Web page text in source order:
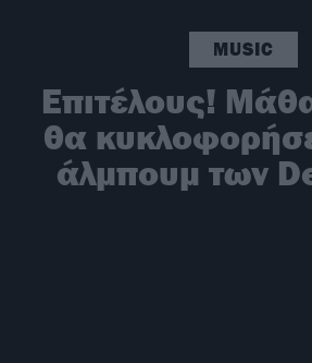
MUSIC
Επιτέλους!
θα
άλμπουμ των